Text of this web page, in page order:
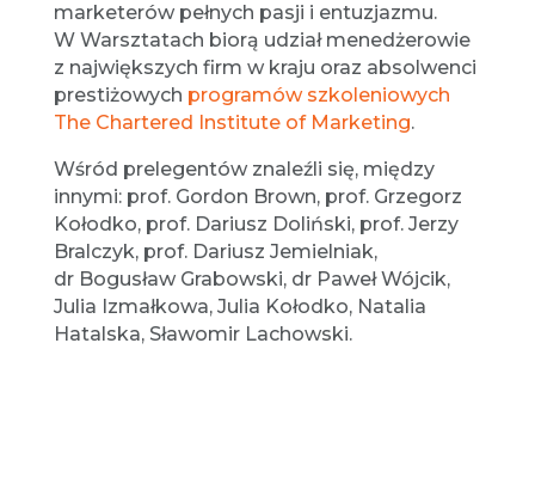
marketerów pełnych pasji i entuzjazmu.
W Warsztatach biorą udział menedżerowie
z największych firm w kraju oraz absolwenci
prestiżowych programów szkoleniowych
The Chartered Institute of Marketing.
Wśród prelegentów znaleźli się, między
innymi: prof. Gordon Brown, prof. Grzegorz
Kołodko, prof. Dariusz Doliński, prof. Jerzy
Bralczyk, prof. Dariusz Jemielniak,
dr Bogusław Grabowski, dr Paweł Wójcik,
Julia Izmałkowa, Julia Kołodko, Natalia
Hatalska, Sławomir Lachowski.